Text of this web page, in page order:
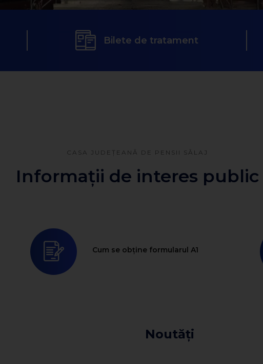
Bilete de tratament
CASA JUDEȚEANĂ DE PENSII SĂLAJ
Informații de interes public
Cum se obține formularul A1
Noutăți